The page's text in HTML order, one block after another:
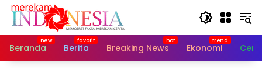
Langsung
Beranda
Berita Breaking News Ekonomi